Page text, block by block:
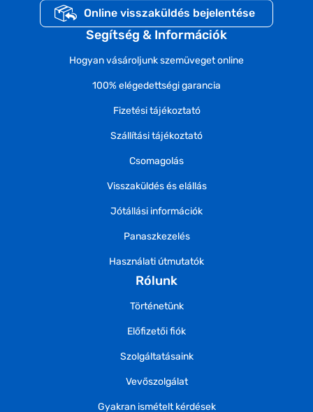
Online visszaküldés bejelentése
Segítség & Információk
Hogyan vásároljunk szemüveget online
100% elégedettségi garancia
Fizetési tájékoztató
Szállítási tájékoztató
Csomagolás
Visszaküldés és elállás
Jótállási információk
Panaszkezelés
Használati útmutatók
Rólunk
Történetünk
Előfizetői fiók
Szolgáltatásaink
Vevőszolgálat
Gyakran ismételt kérdések